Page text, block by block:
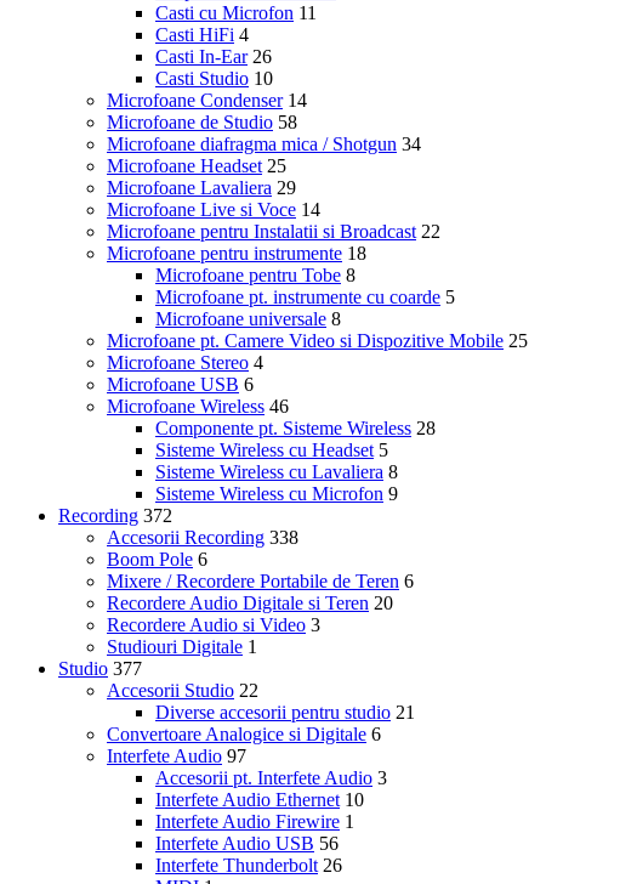
Casti cu Microfon 11
Casti HiFi 4
Casti In-Ear 26
Casti Studio 10
Microfoane Condenser 14
Microfoane de Studio 58
Microfoane diafragma mica / Shotgun 34
Microfoane Headset 25
Microfoane Lavaliera 29
Microfoane Live si Voce 14
Microfoane pentru Instalatii si Broadcast 22
Microfoane pentru instrumente 18
Microfoane pentru Tobe 8
Microfoane pt. instrumente cu coarde 5
Microfoane universale 8
Microfoane pt. Camere Video si Dispozitive Mobile 25
Microfoane Stereo 4
Microfoane USB 6
Microfoane Wireless 46
Componente pt. Sisteme Wireless 28
Sisteme Wireless cu Headset 5
Sisteme Wireless cu Lavaliera 8
Sisteme Wireless cu Microfon 9
Recording 372
Accesorii Recording 338
Boom Pole 6
Mixere / Recordere Portabile de Teren 6
Recordere Audio Digitale si Teren 20
Recordere Audio si Video 3
Studiouri Digitale 1
Studio 377
Accesorii Studio 22
Diverse accesorii pentru studio 21
Convertoare Analogice si Digitale 6
Interfete Audio 97
Accesorii pt. Interfete Audio 3
Interfete Audio Ethernet 10
Interfete Audio Firewire 1
Interfete Audio USB 56
Interfete Thunderbolt 26